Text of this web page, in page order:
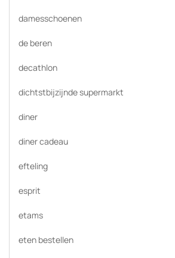
damesschoenen
de beren
decathlon
dichtstbijzijnde supermarkt
diner
diner cadeau
efteling
esprit
etams
eten bestellen